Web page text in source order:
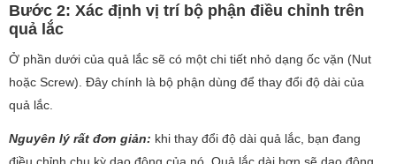
Bước 2: Xác định vị trí bộ phận điều chỉnh trên
quả lắc
Ở phần dưới của quả lắc sẽ có một chi tiết nhỏ dạng ốc vặn (Nut
hoặc Screw). Đây chính là bộ phận dùng để thay đổi độ dài của
quả lắc.
Nguyên lý rất đơn giản: khi thay đổi độ dài quả lắc, bạn đang
điều chỉnh chu kỳ dao động của nó. Quả lắc dài hơn sẽ dao động